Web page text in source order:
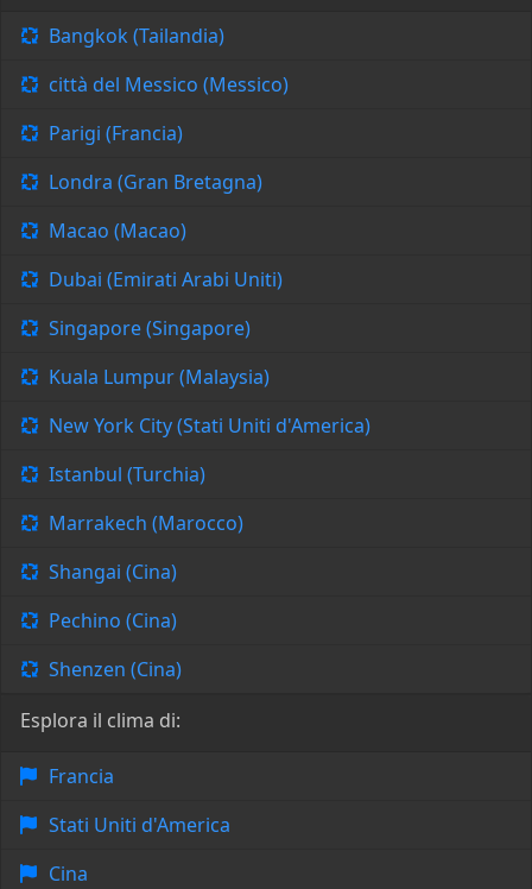
Bangkok (Tailandia)
città del Messico (Messico)
Parigi (Francia)
Londra (Gran Bretagna)
Macao (Macao)
Dubai (Emirati Arabi Uniti)
Singapore (Singapore)
Kuala Lumpur (Malaysia)
New York City (Stati Uniti d'America)
Istanbul (Turchia)
Marrakech (Marocco)
Shangai (Cina)
Pechino (Cina)
Shenzen (Cina)
Esplora il clima di:
Francia
Stati Uniti d'America
Cina